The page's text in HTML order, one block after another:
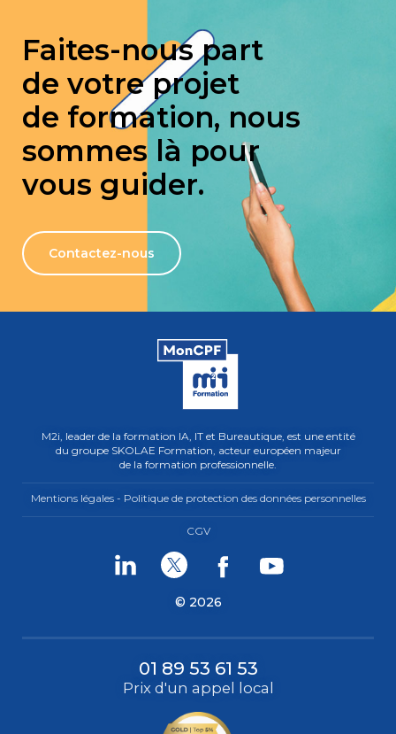
Faites-nous part
de votre projet
de formation, nous
sommes là pour
vous guider.
Contactez-nous
M2i, leader de la formation IA, IT et Bureautique, est une entité
du groupe SKOLAE Formation, acteur européen majeur
de la formation professionnelle.
Mentions légales - Politique de protection des données personnelles
CGV
Facebook Youtube
© 2026
01 89 53 61 53
Prix d'un appel local